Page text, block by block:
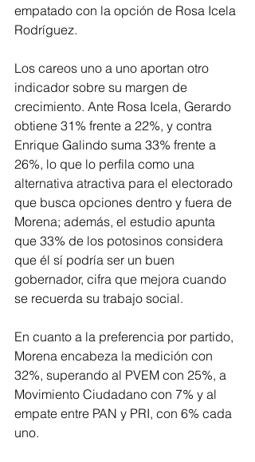
empatado con la opción de Rosa Icela
Rodríguez.
Los careos uno a uno aportan otro
indicador sobre su margen de
crecimiento. Ante Rosa Icela, Gerardo
obtiene 31% frente a 22%, y contra
Enrique Galindo suma 33% frente a
26%, lo que lo perfila como una
alternativa atractiva para el electorado
que busca opciones dentro y fuera de
Morena; además, el estudio apunta
que 33% de los potosinos considera
que él sí podría ser un buen
gobernador, cifra que mejora cuando
se recuerda su trabajo social.
En cuanto a la preferencia por partido,
Morena encabeza la medición con
32%, superando al PVEM con 25%, a
Movimiento Ciudadano con 7% y al
empate entre PAN y PRI, con 6% cada
uno.